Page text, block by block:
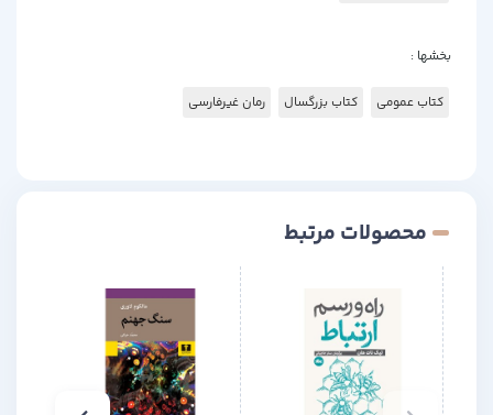
بخشها :
کتاب عمومی کتاب بزرگسال رمان غیرفارسی
محصولات مرتبط